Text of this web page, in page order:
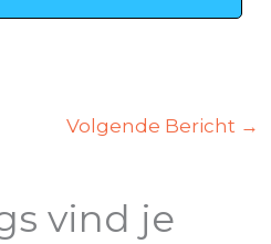
Volgende Bericht →
vind je